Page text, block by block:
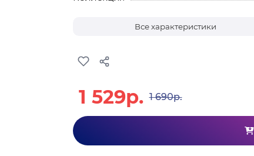
Все характеристики
1 529р. 1 690р.